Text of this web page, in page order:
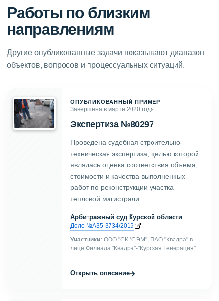
Работы по близким
направлениям
Другие опубликованные задачи показывают диапазон
объектов, вопросов и процессуальных ситуаций.
ОПУБЛИКОВАННЫЙ ПРИМЕР
Завершена в марте 2020 года
Экспертиза №80297
Проведена судебная строительно-
техническая экспертиза, целью которой
являлась оценка соответствия объема,
стоимости и качества выполненных
работ по реконструкции участка
тепловой магистрали.
Арбитражный суд Курской области
Дело №А35-3734/2019
Участники: ООО "СК "СЭМ", ПАО "Квадра" в
лице Филиала "Квадра"-"Курская Генерация"
Открыть описание→